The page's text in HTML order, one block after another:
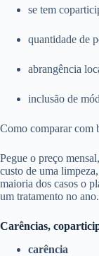
se tem
quantidade de
abrangência
inclusão de
Como comparar com
Pegue o preço
custo de uma
maioria dos casos o
um tratamento no ano.
Carências,
carência